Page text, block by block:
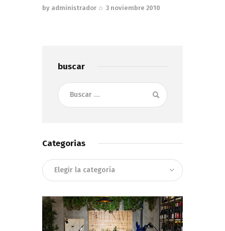
by administrador 3 noviembre 2010
buscar
Buscar:
Categorias
Categorias